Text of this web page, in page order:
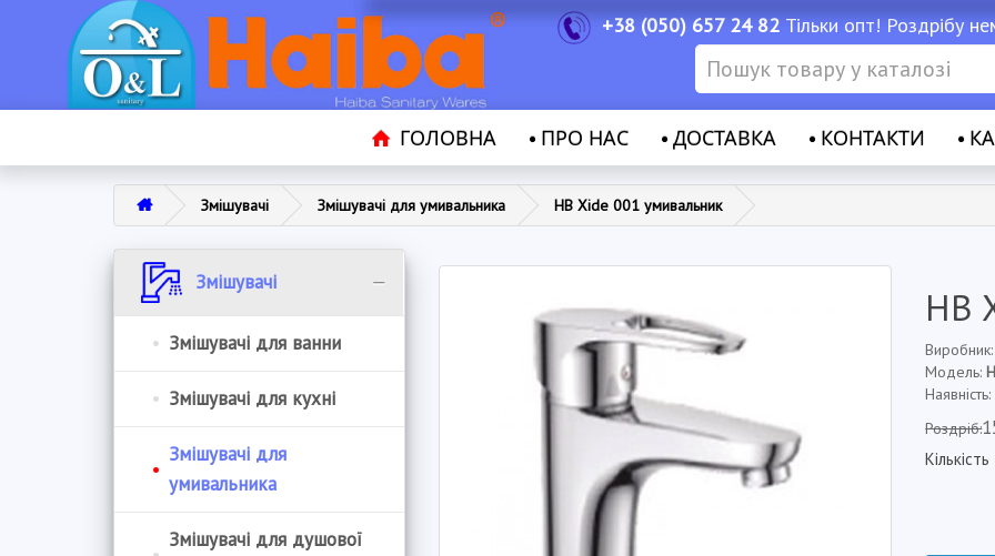
+38 (050) 657 24 82Тільки опт! Роздрібу
ГОЛОВНА ПРО НАС ДОСТАВКА КОНТАКТИ
Змішувачі Змішувачі для умивальника HB Xide 001 умивальник
Змішувачі
Змішувачі для ванни
Змішувачі для кухні
Змішувачі для
умивальника
Змішувачі для душової
HB
Модель:
Роздріб:
Кількість